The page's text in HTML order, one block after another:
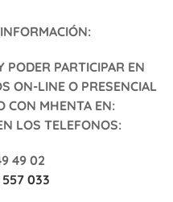
PODER PARTICIPAR EN
ON-LINE O PRESENCIAL
CON MHENTA EN:
LOS TELEFONOS:
49 02
033